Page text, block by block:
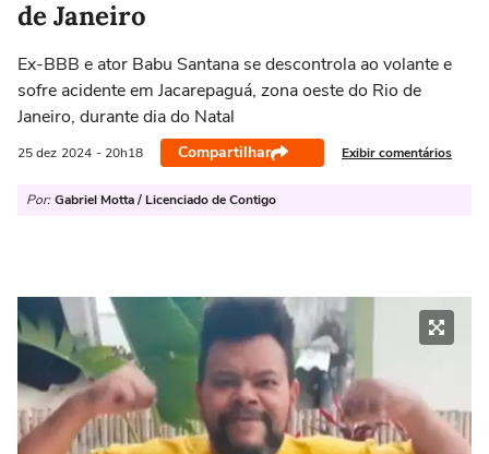
de Janeiro
Ex-BBB e ator Babu Santana se descontrola ao volante e
sofre acidente em Jacarepaguá, zona oeste do Rio de
Janeiro, durante dia do Natal
25 dez 2024 - 20h18 Compartilhar Exibir comentários
Por: Gabriel Motta / Licenciado de Contigo